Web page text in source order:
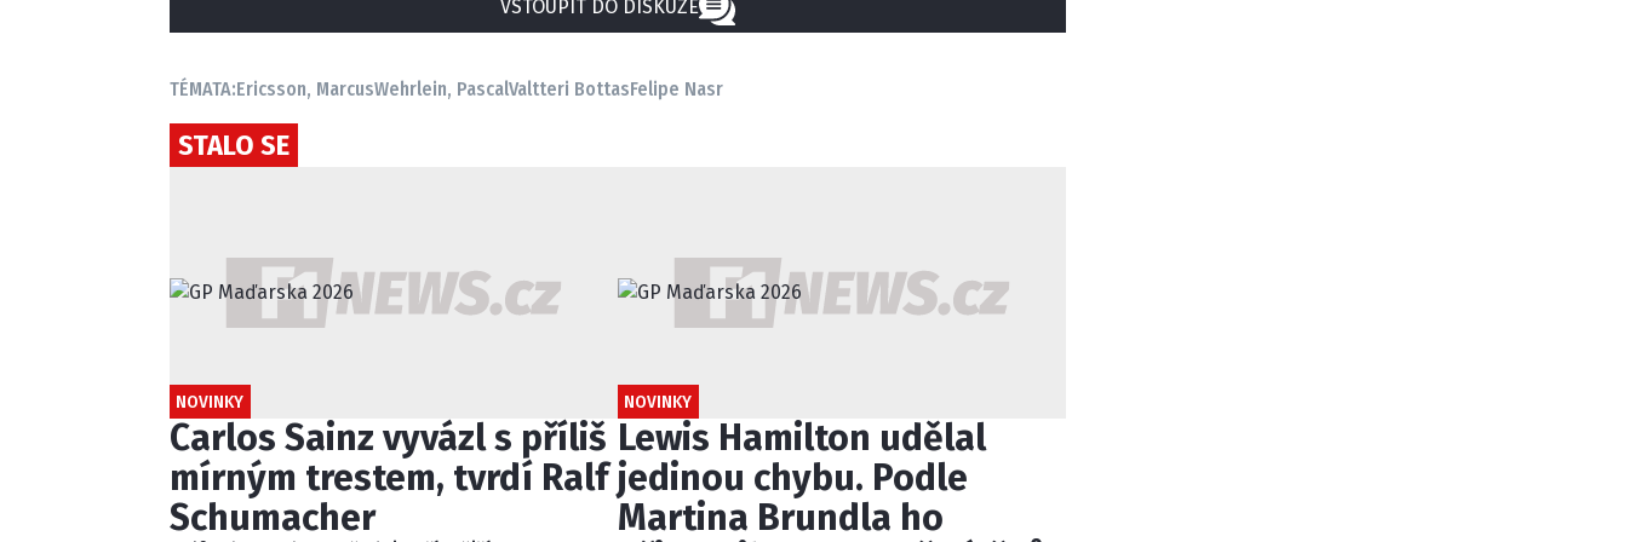
VSTOUPIT DO DISKUZE
TÉMATA:Ericsson, MarcusWehrlein, PascalValtteri BottasFelipe Nasr
STALO SE
NOVINKY
Carlos Sainz vyvázl s příliš
mírným trestem, tvrdí Ralf
Schumacher
NOVINKY
Lewis Hamilton udělal
jedinou chybu. Podle
Martina Brundla ho